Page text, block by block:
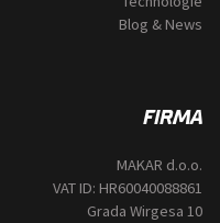
Blog & News
FIRMA
MAKAR d.o.o.
VAT ID: HR60040088861
Grada Wirgesa 10